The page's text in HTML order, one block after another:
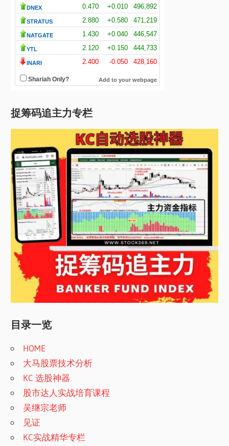
捉筹码追主力专栏
目录一览
HOME
大马股票技术分析
KC 选股神器
股市达人实战培育课程
吴继宗老师
见证
KC实战精华专栏